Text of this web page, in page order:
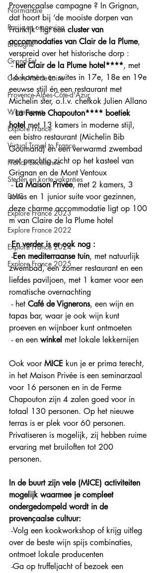
Normandie
Parijs en omgeving
Bretagne
Grand-Est
Centre Val de Loire
Provence-Alpes-Côte-d'Azur
Wintersport
Explore France
Virtual Travel to France
France Excellence
Steden en korte vakanties
DMC
Explore France 2023
Explore France 2022
Explore France 2024
Explore France 2025
Provençaalse campagne ? In Grignan,
dat hoort bij ‘de mooiste dorpen van
Frankijk’ ligt een cluster van
accommodaties van Clair de la Plume,
verspreid over het historische dorp :
- het Clair de la Plume hotel****, met
16 kamers en suites in 17e, 18e en 19e
eeuwse stijl én een restaurant met
Michelin ster, o.l.v. chefkok Julien Allano
- La Ferme Chapouton**** boetiek
hotel met 13 kamers in moderne stijl,
een bistro restaurant (Michelin Bib
Goumand) en een verwarmd zwembad
met prachtig zicht op het kasteel van
Grignan en de Mont Ventoux
- La Maison Privée, met 2 kamers, 3
suites en 1 junior suite voor gezinnen,
deze charme accommodatie ligt op 100
m van Claire de la Plume hotel
En verder is er ook nog :
-Een mediterraanse tuin, met natuurlijk
zwembad, een zomer restaurant en een
liefdes paviljoen, met 1 kamer voor een
romatische overnachting
- het Café de Vignerons, een wijn en
tapas bar, waar je ook wijn kunt
proeven en wijnboer kunt ontmoeten
- en een winkel met lokale lekkernijen
Ook voor MICE kun je er prima terecht,
in het Maison Privée is een seminarzaal
voor 16 personen en in de Ferme
Chapouton zijn 4 zalen goed voor in
totaal 130 personen. Op het nieuwe
terras is er plek voor 60 personen.
Privatiseren is mogelijk, zij hebben ruime
ervaring met bruiloften tot 200
personen.
In de buurt zijn vele (MICE) activiteiten
mogelijk waarmee je compleet
ondergedompeld wordt in de
provençaalse cultuur:
over de beste wijn spijs combinaties,
ontmoet lokale producenten